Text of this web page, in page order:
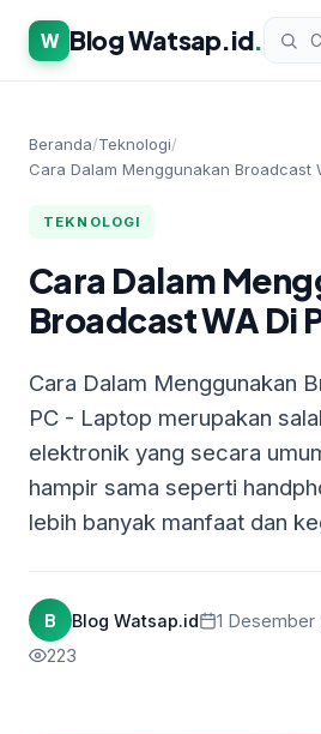
W Blog Watsap.id.
Beranda/Teknologi/
Cara Dalam Menggunakan Broadcast
TEKNOLOGI
Cara Dalam
Broadcast WA Di
Cara Dalam Menggunakan
PC - Laptop merupakan
elektronik yang secara
hampir sama seperti
lebih banyak manfaat dan
B Blog Watsap.id 1 Desember
223